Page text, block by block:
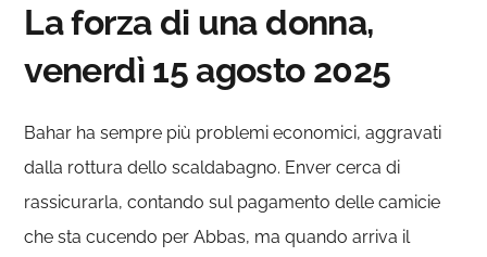
La forza di una donna,
venerdì 15 agosto 2025
Bahar ha sempre più problemi economici, aggravati
dalla rottura dello scaldabagno. Enver cerca di
rassicurarla, contando sul pagamento delle camicie
che sta cucendo per Abbas, ma quando arriva il